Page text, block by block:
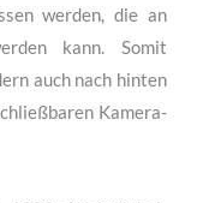
eine zweite Kamera
werden, die an
kann. Somit
auch nach hinten
Kamera-